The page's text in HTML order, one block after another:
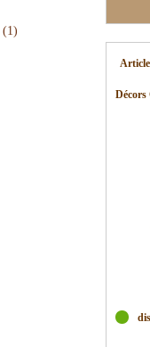
(1)
Décors